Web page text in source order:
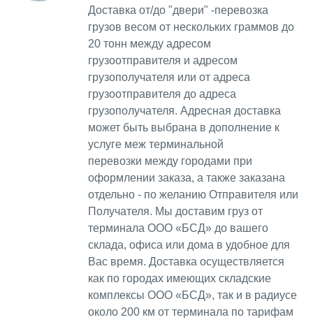
Доставка от/до "двери" -перевозка
грузов весом от нескольких граммов до
20 тонн между адресом
грузоотправителя и адресом
грузополучателя или от адреса
грузоотправителя до адреса
грузополучателя. Адресная доставка
может быть выбрана в дополнение к
услуге меж терминальной
перевозки между городами при
оформлении заказа, а также заказана
отдельно - по желанию Отправителя или
Получателя. Мы доставим груз от
терминала ООО «БСД» до вашего
склада, офиса или дома в удобное для
Вас время. Доставка осуществляется
как по городах имеющих складские
комплексы ООО «БСД», так и в радиусе
около 200 км от терминала по тарифам